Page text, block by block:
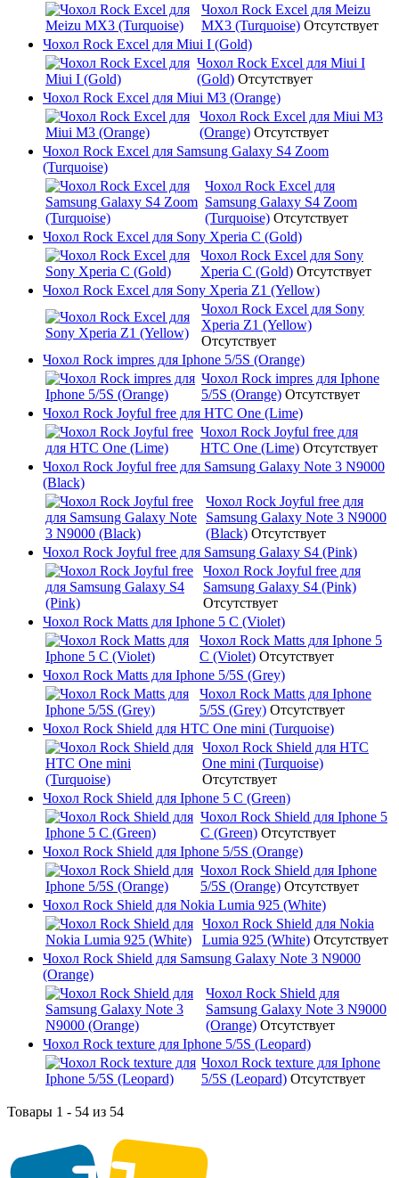
Чохол Rock Excel для Meizu
MX3 (Turquoise) Отсутствует
Чохол Rock Excel для Miui I (Gold)
Чохол Rock Excel для Miui I
(Gold) Отсутствует
Чохол Rock Excel для Miui M3 (Orange)
Чохол Rock Excel для Miui M3
(Orange) Отсутствует
Чохол Rock Excel для Samsung Galaxy S4 Zoom
(Turquoise)
Чохол Rock Excel для
Samsung Galaxy S4 Zoom
(Turquoise) Отсутствует
Чохол Rock Excel для Sony Xperia C (Gold)
Чохол Rock Excel для Sony
Xperia C (Gold) Отсутствует
Чохол Rock Excel для Sony Xperia Z1 (Yellow)
Чохол Rock Excel для Sony
Xperia Z1 (Yellow)
Отсутствует
Чохол Rock impres для Iphone 5/5S (Orange)
Чохол Rock impres для Iphone
5/5S (Orange) Отсутствует
Чохол Rock Joyful free для HTC One (Lime)
Чохол Rock Joyful free для
HTC One (Lime) Отсутствует
Чохол Rock Joyful free для Samsung Galaxy Note 3 N9000
(Black)
Чохол Rock Joyful free для
Samsung Galaxy Note 3 N9000
(Black) Отсутствует
Чохол Rock Joyful free для Samsung Galaxy S4 (Pink)
Чохол Rock Joyful free для
Samsung Galaxy S4 (Pink)
Отсутствует
Чохол Rock Matts для Iphone 5 C (Violet)
Чохол Rock Matts для Iphone 5
C (Violet) Отсутствует
Чохол Rock Matts для Iphone 5/5S (Grey)
Чохол Rock Matts для Iphone
5/5S (Grey) Отсутствует
Чохол Rock Shield для HTC One mini (Turquoise)
Чохол Rock Shield для HTC
One mini (Turquoise)
Отсутствует
Чохол Rock Shield для Iphone 5 C (Green)
Чохол Rock Shield для Iphone 5
C (Green) Отсутствует
Чохол Rock Shield для Iphone 5/5S (Orange)
Чохол Rock Shield для Iphone
5/5S (Orange) Отсутствует
Чохол Rock Shield для Nokia Lumia 925 (White)
Чохол Rock Shield для Nokia
Lumia 925 (White) Отсутствует
Чохол Rock Shield для Samsung Galaxy Note 3 N9000
(Orange)
Чохол Rock Shield для
Samsung Galaxy Note 3 N9000
(Orange) Отсутствует
Чохол Rock texture для Iphone 5/5S (Leopard)
Чохол Rock texture для Iphone
5/5S (Leopard) Отсутствует
Товары 1 - 54 из 54